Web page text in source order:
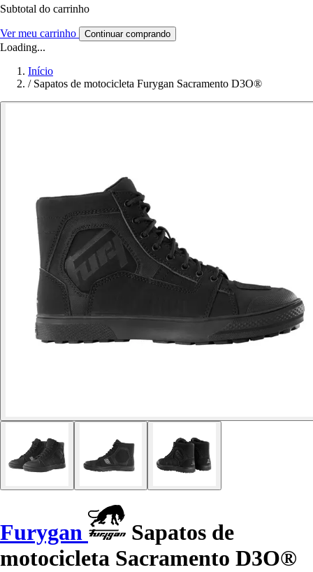
Subtotal do carrinho
Ver meu carrinho Continuar comprando
Loading...
Início
/ Sapatos de motocicleta Furygan Sacramento D3O®
Furygan
Sapatos de
motocicleta Sacramento D3O®